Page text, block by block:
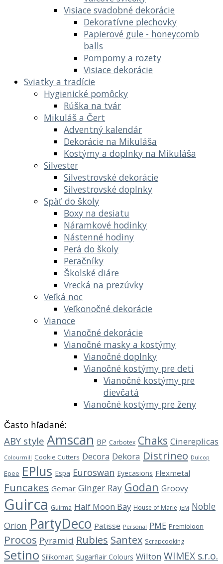
Visiace svadobné dekorácie
Dekoratívne plechovky
Papierové gule - honeycomb
balls
Pompomy a rozety
Visiace dekorácie
Sviatky a tradície
Hygienické pomôcky
Rúška na tvár
Mikuláš a Čert
Adventný kalendár
Dekorácie na Mikuláša
Kostýmy a doplnky na Mikuláša
Silvester
Silvestrovské dekorácie
Silvestrovské doplnky
Späť do školy
Boxy na desiatu
Náramkové hodinky
Nástenné hodiny
Perá do školy
Peračníky
Školské diáre
Vrecká na prezúvky
Veľká noc
Veľkonočné dekorácie
Vianoce
Vianočné dekorácie
Vianočné masky a kostýmy
Vianočné doplnky
Vianočné kostýmy pre deti
Vianočné kostýmy pre
dievčatá
Vianočné kostýmy pre ženy
Často hľadané:
ABY style Amscan BP Carbotex Chaks Cinereplicas
Colourmill Cookie Cutters Decora Dekora Distrineo Dulcop
Epee EPlus Espa Euroswan Eyecasions Flexmetal
Funcakes Gemar Ginger Ray Godan Groovy
Guirca Guirma Half Moon Bay House of Marie JEM Noble
Orion PartyDeco Patisse Personal PME Premioloon
Procos Pyramid Rubies Santex Scrapcooking
Setino Silikomart Sugarflair Colours Wilton WIMEX s.r.o.